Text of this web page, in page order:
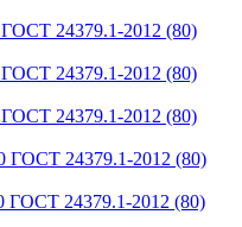
24379.1-2012 (80)
24379.1-2012 (80)
24379.1-2012 (80)
ГОСТ 24379.1-2012 (80)
ГОСТ 24379.1-2012 (80)